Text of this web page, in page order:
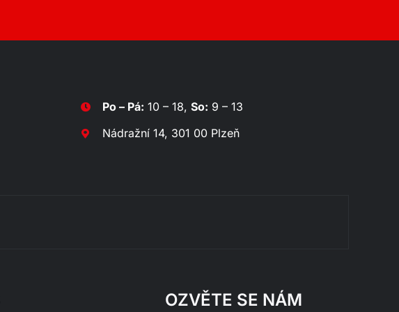
Po – Pá: 10 – 18,So: 9 – 13
Nádražní 14, 301 00 Plzeň
OZVĚTE SE NÁM